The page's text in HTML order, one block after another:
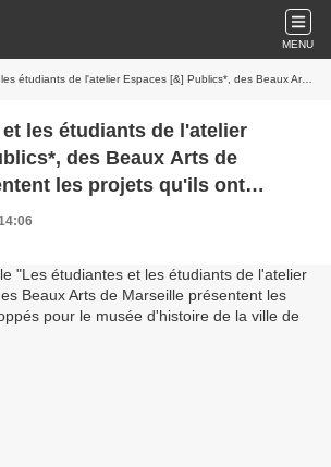
MENU
[&] Publics*, des Beaux Arts de Marseille présentent les projets qu'ils ont développés pour le musée d'histoire de la ville de Marseille
les étudiants de l'atelier
des Beaux Arts de
les projets qu'ils ont
le musée d'histoire de la ville